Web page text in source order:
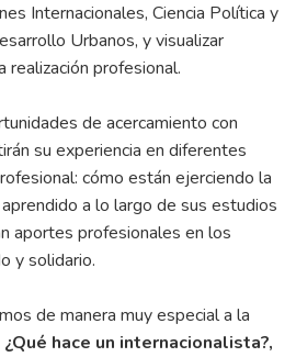
Internacionales, Ciencia Política y
Urbanos, y visualizar
realización profesional.
de acercamiento con
su experiencia en diferentes
cómo están ejerciendo la
a lo largo de sus estudios
aportes profesionales en los
y solidario.
de manera muy especial a la
¿Qué hace un internacionalista?,